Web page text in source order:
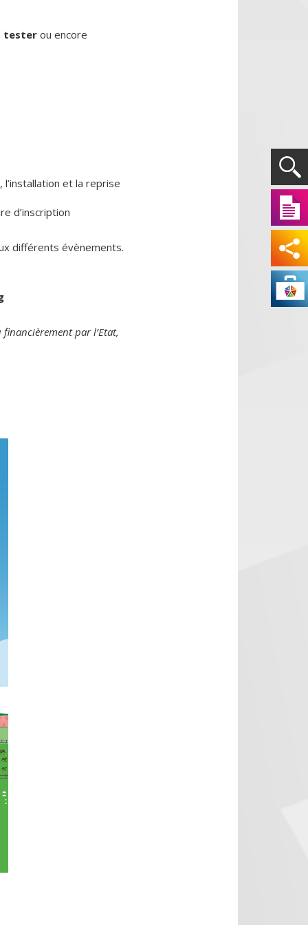
tester ou encore
et la reprise
d’inscription
différents évènements.
par l’Etat,